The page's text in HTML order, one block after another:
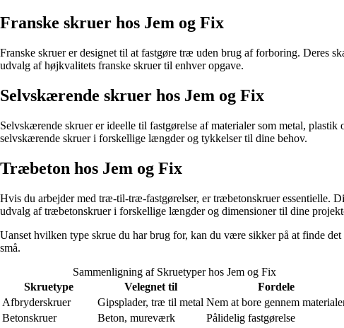
Franske skruer hos Jem og Fix
Franske skruer er designet til at fastgøre træ uden brug af forboring. Deres
udvalg af højkvalitets franske skruer til enhver opgave.
Selvskærende skruer hos Jem og Fix
Selvskærende skruer er ideelle til fastgørelse af materialer som metal,
selvskærende skruer i forskellige længder og tykkelser til dine behov.
Træbeton hos Jem og Fix
Hvis du arbejder med træ-til-træ-fastgørelser, er træbetonskruer essentielle.
udvalg af træbetonskruer i forskellige længder og dimensioner til dine
Uanset hvilken type skrue du har brug for, kan du være sikker på at finde
små.
Sammenligning af Skruetyper hos Jem og Fix
Skruetype
Velegnet til
Fordele
Afbryderskruer
Gipsplader, træ til metal Nem at bore gennem
Betonskruer
Beton, mureværk
Pålidelig fastgørelse